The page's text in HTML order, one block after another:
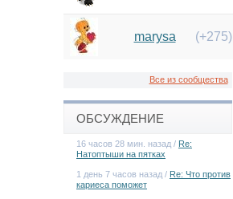
marysa (+275)
Все из сообщества
ОБСУЖДЕНИЕ
16 часов 28 мин. назад / Re:
Натоптыши на пятках
1 день 7 часов назад / Re: Что против
кариеса поможет